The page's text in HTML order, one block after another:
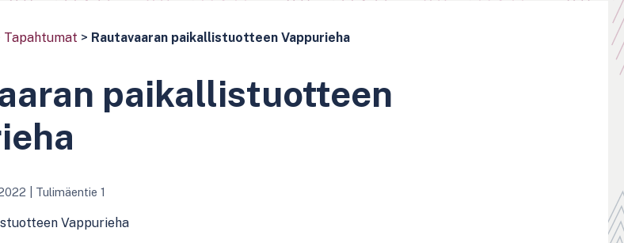
Tapahtumat > Rautavaaran paikallistuotteen Vappurieha
paikallistuotteen
Tulimäentie 1
Vappurieha